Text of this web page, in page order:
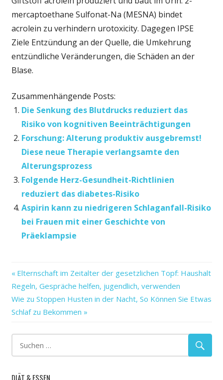
mercaptoethane Sulfonat-Na (MESNA) bindet
acrolein zu verhindern urotoxicity. Dagegen IPSE
Ziele Entzündung an der Quelle, die Umkehrung
entzündliche Veränderungen, die Schäden an der
Blase.
Zusammenhängende Posts:
Die Senkung des Blutdrucks reduziert das
Risiko von kognitiven Beeinträchtigungen
Forschung: Alterung produktiv ausgebremst!
Diese neue Therapie verlangsamte den
Alterungsprozess
Folgende Herz-Gesundheit-Richtlinien
reduziert das diabetes-Risiko
Aspirin kann zu niedrigeren Schlaganfall-Risiko
bei Frauen mit einer Geschichte von
Präeklampsie
parasitären
proinflammatorische
reduziert
Therapie
von
Beitragsnavigation
Vorheriger
Beitrag:
Elternschaft im Zeitalter der gesetzlichen Topf: Haushalt
Regeln, Gespräche helfen, jugendlich, verwenden
Nächster
Beitrag:
Wie zu Stoppen Husten in der Nacht, So Können Sie Etwas
Schlaf zu Bekommen
DIÄT & ESSEN